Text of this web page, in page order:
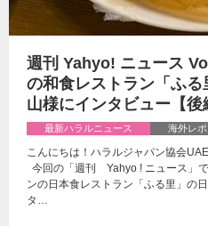
週刊 Yahyo! ニュース
の和食レストラン「ふ
山様にインタビュー【後
最新ハラルニュース 海外レポ
こんにちは！ハラルジャパン協会
今回の「週刊 Yahyo ! ニュース」
ンの日本食レストラン「ふる里」の
タ…